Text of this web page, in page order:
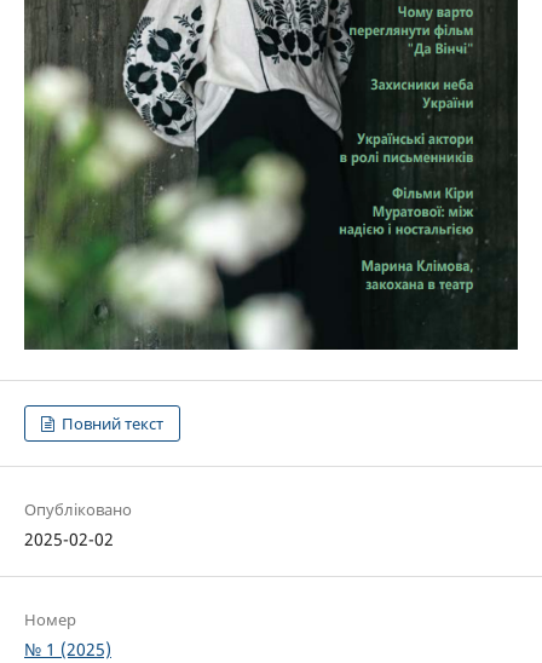
Повний текст
Опубліковано
2025-02-02
Номер
№ 1 (2025)